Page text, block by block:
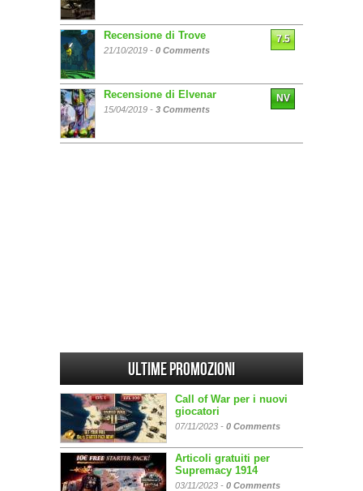
Recensione di Trove
21/10/2019 - 0 Comments
7.5
Recensione di Elvenar
15/04/2019 - 3 Comments
NV
Ultime promozioni
Call of War per i nuovi
giocatori
07/11/2023 - 0 Comments
Articoli gratuiti per
Supremacy 1914
03/11/2023 - 0 Comments